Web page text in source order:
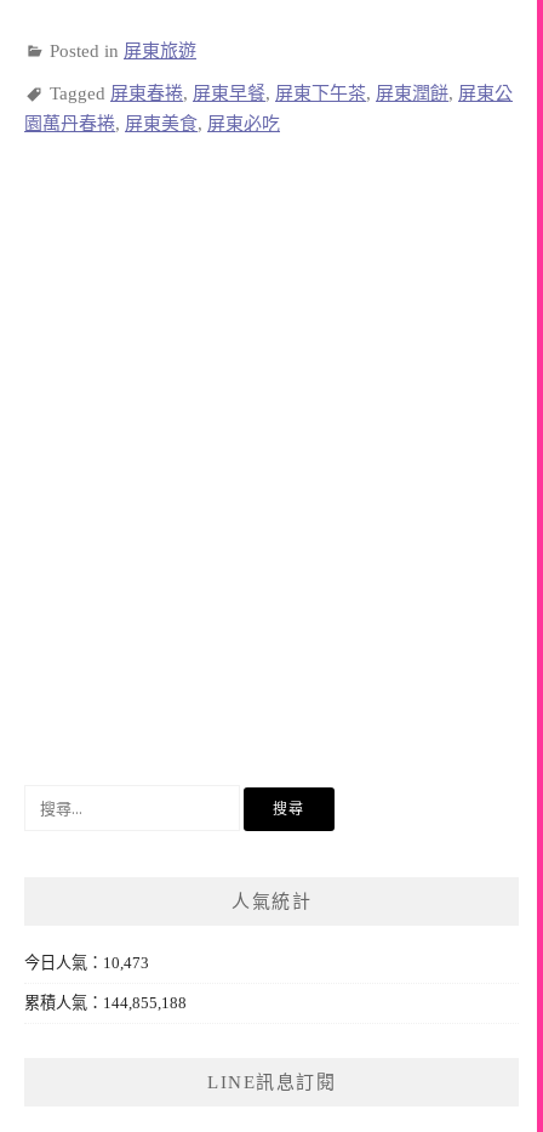
Posted in 屏東旅遊
Tagged 屏東春捲, 屏東早餐, 屏東下午茶, 屏東潤餅, 屏東公
園萬丹春捲, 屏東美食, 屏東必吃
人氣統計
今日人氣：10,473
累積人氣：144,855,188
LINE訊息訂閱